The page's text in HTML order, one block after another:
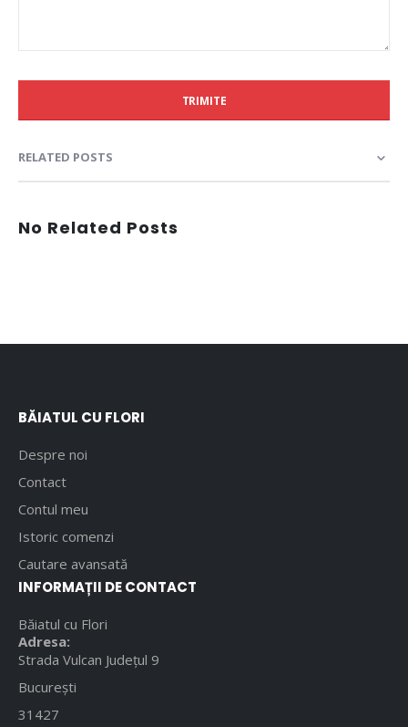
TRIMITE
RELATED POSTS
No Related Posts
BĂIATUL CU FLORI
Despre noi
Contact
Contul meu
Istoric comenzi
Cautare avansată
INFORMAȚII DE CONTACT
Băiatul cu Flori
Adresa:
Strada Vulcan Județul 9
București
31427